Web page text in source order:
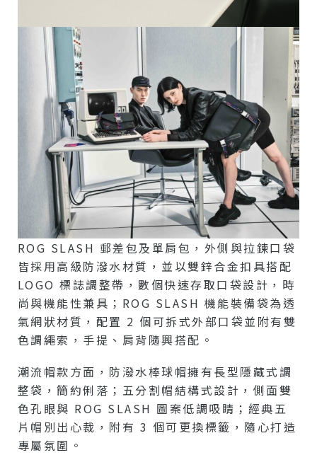
ROG SLASH 郵差包及單肩包，外側與拉鍊口袋
皆採用高級防潑水材質，並以雙鋅合金扣具搭配
LOGO 標誌調整帶，數個快速存取口袋設計，時
尚與機能性兼具；ROG SLASH 機能裝備袋為透
氣網狀材質，配置 2 個可拆式外部口袋並附有雙
色調繩索，手提、肩背隨興搭配。
潮流帽款方面，防潑水棒球帽擁有長型隱藏式調
整袋，簡約俐落；五分割帽結構式設計，側面雙
色孔眼與 ROG SLASH 圖案低調吸睛；經典五
片帽別出心裁，附有 3 個可更換標籤，隨心打造
專屬氛圍。